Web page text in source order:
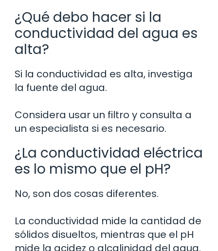
¿Qué debo hacer si la
conductividad del agua es
alta?
Si la conductividad es alta, investiga
la fuente del agua.
Considera usar un filtro y consulta a
un especialista si es necesario.
¿La conductividad eléctrica
es lo mismo que el pH?
No, son dos cosas diferentes.
La conductividad mide la cantidad de
sólidos disueltos, mientras que el pH
mide la acidez o alcalinidad del agua.